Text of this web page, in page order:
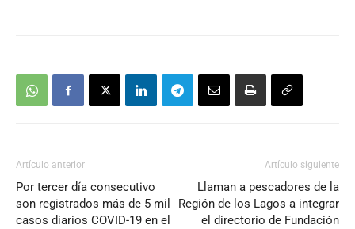
Artículo anterior
Por tercer día consecutivo
son registrados más de 5 mil
casos diarios COVID-19 en el
Artículo siguiente
Llaman a pescadores de la
Región de los Lagos a integrar
el directorio de Fundación